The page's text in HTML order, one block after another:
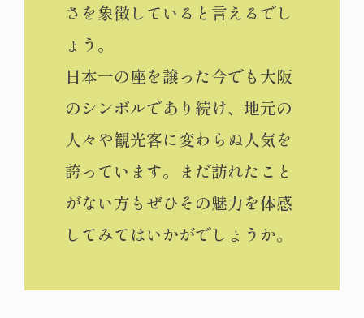
さを象徴していると言えるでし
ょう。
日本一の座を譲った今でも大阪
のシンボルであり続け、地元の
人々や観光客に変わらぬ人気を
誇っています。まだ訪れたこと
がない方もぜひその魅力を体感
してみてはいかがでしょうか。